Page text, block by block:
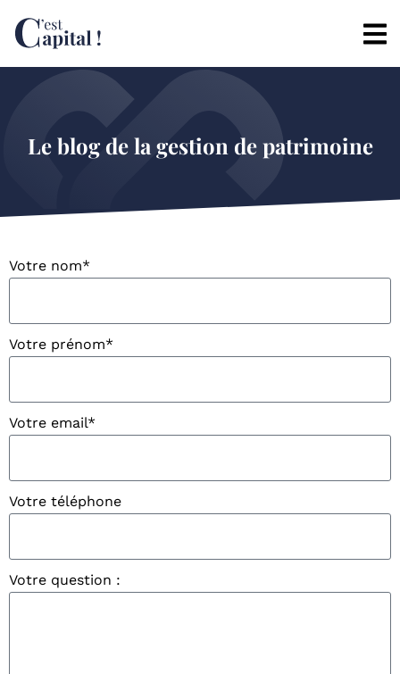
Le blog de la gestion de patrimoine
Votre nom*
Votre prénom*
Votre email*
Votre téléphone
Votre question :